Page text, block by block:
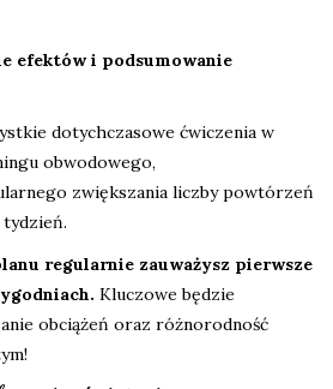
efektów i podsumowanie
dotychczasowe ćwiczenia w
obwodowego,
zwiększania liczby powtórzeń
regularnie zauważysz pierwsze
Kluczowe będzie
obciążeń oraz różnorodność